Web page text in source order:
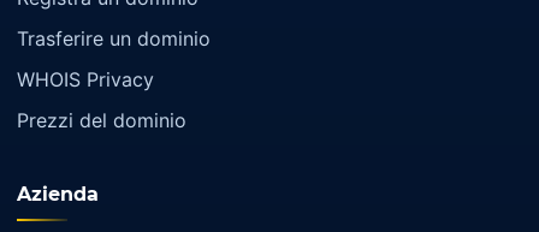
Trasferire un dominio
WHOIS Privacy
Prezzi del dominio
Azienda